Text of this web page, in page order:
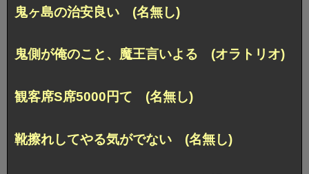
鬼ヶ島の治安良い (名無し)
鬼側が俺のこと、魔王言いよる (オラトリオ)
観客席S席5000円て (名無し)
靴擦れしてやる気がでない (名無し)